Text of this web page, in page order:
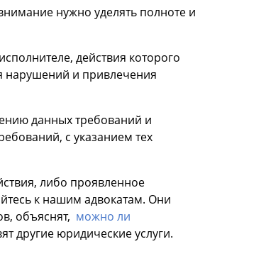
нужно уделять полноте и
действия которого
нарушений и привлечения
данных требований и
с указанием тех
либо проявленное
к нашим адвокатам. Они
объяснят, можно ли
другие юридические услуги.